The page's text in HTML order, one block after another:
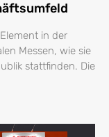
in der
Messen, wie sie
stattfinden. Die